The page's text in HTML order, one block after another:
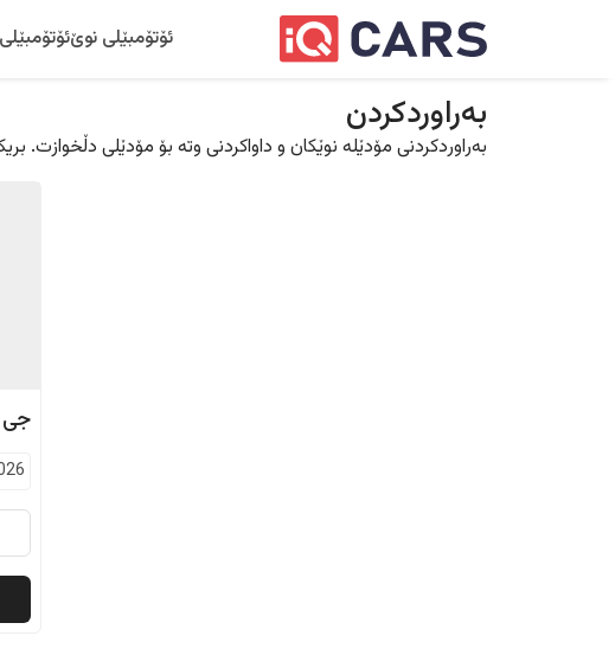
ئۆتۆمبێلی نوێ
بەراوردکردن
بەراوردکردنی مۆدێلە نوێکان و داواکردنی وتە بۆ مۆدێلی